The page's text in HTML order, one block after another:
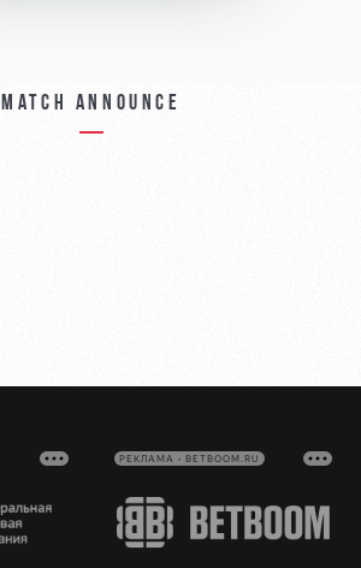
Match announce
РЕКЛАМА • BETBOOM.RU